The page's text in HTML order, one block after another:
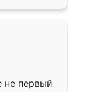
не первый